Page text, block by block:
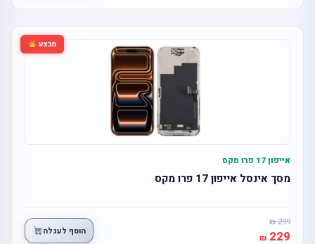
מבצע
אייפון 17 פרו מקס
מסך אינסל אייפון 17 פרו מקס
299
229 הוסף לעגלה